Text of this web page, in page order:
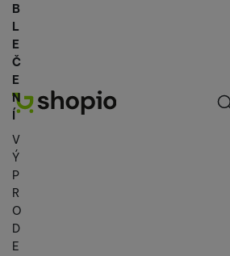
B
L
E
Č
E
N
Í
V
Ý
P
R
O
D
E